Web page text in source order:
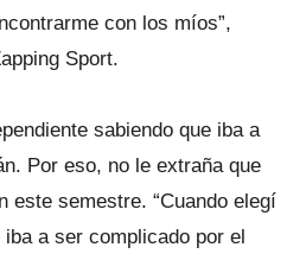
con los míos”,
Sport.
sabiendo que iba a
Por eso, no le extraña que
este semestre. “Cuando elegí
a ser complicado por el